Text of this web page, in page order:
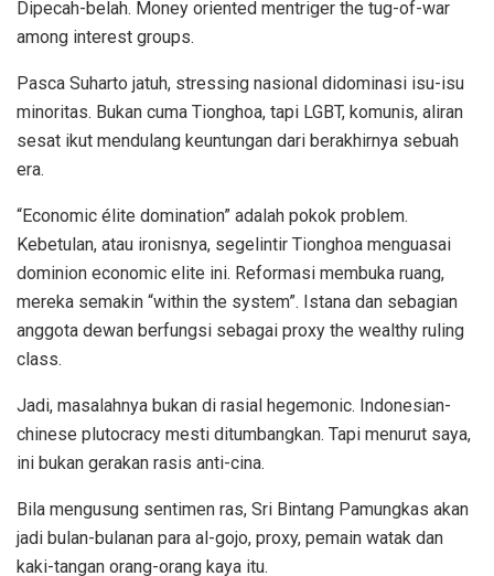
Dipecah-belah. Money oriented mentriger the tug-of-war
among interest groups.
Pasca Suharto jatuh, stressing nasional didominasi isu-isu
minoritas. Bukan cuma Tionghoa, tapi LGBT, komunis, aliran
sesat ikut mendulang keuntungan dari berakhirnya sebuah
era.
“Economic élite domination” adalah pokok problem.
Kebetulan, atau ironisnya, segelintir Tionghoa menguasai
dominion economic elite ini. Reformasi membuka ruang,
mereka semakin “within the system”. Istana dan sebagian
anggota dewan berfungsi sebagai proxy the wealthy ruling
class.
Jadi, masalahnya bukan di rasial hegemonic. Indonesian-
chinese plutocracy mesti ditumbangkan. Tapi menurut saya,
ini bukan gerakan rasis anti-cina.
Bila mengusung sentimen ras, Sri Bintang Pamungkas akan
jadi bulan-bulanan para al-gojo, proxy, pemain watak dan
kaki-tangan orang-orang kaya itu.